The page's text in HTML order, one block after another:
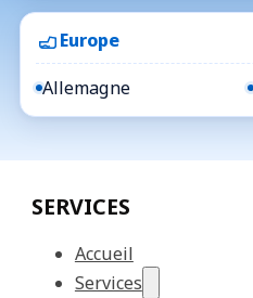
Europe
Allemagne
SERVICES
Accueil
Services